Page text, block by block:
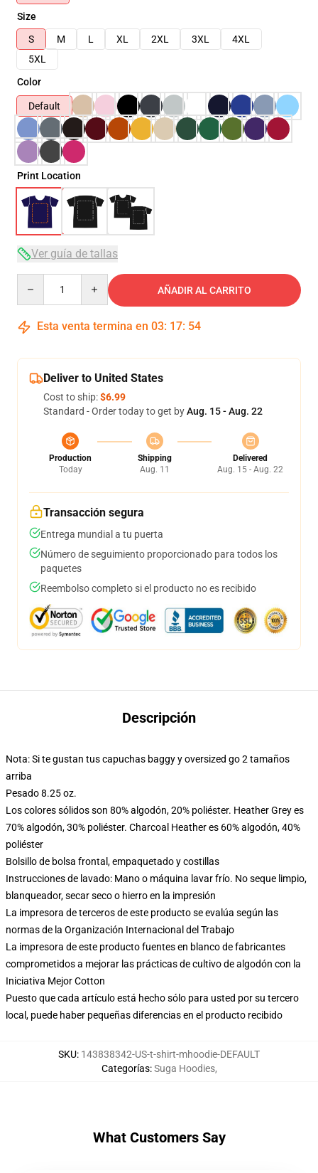
Size
S
M L XL 2XL 3XL
4XL
5XL
Color
Default
Print Location
Ver guía de tallas
AÑADIR AL CARRITO
Esta venta termina en 03: 17: 53
Deliver to United States
Cost to ship:$6.99
Standard - Order today to get byAug. 15 - Aug. 22
Production
Today
Shipping
Aug. 11
Delivered
Aug. 15 - Aug. 22
Transacción segura
Entrega mundial a tu puerta
Número de seguimiento proporcionado para todos los
paquetes
Reembolso completo si el producto no es recibido
Descripción
Nota: Si te gustan tus capuchas baggy y oversized go 2 tamaños
arriba
Pesado 8.25 oz.
Los colores sólidos son 80% algodón, 20% poliéster. Heather Grey es
70% algodón, 30% poliéster. Charcoal Heather es 60% algodón, 40%
poliéster
Bolsillo de bolsa frontal, empaquetado y costillas
Instrucciones de lavado: Mano o máquina lavar frío. No seque limpio,
blanqueador, secar seco o hierro en la impresión
La impresora de terceros de este producto se evalúa según las
normas de la Organización Internacional del Trabajo
La impresora de este producto fuentes en blanco de fabricantes
comprometidos a mejorar las prácticas de cultivo de algodón con la
Iniciativa Mejor Cotton
Puesto que cada artículo está hecho sólo para usted por su tercero
local, puede haber pequeñas diferencias en el producto recibido
SKU: 143838342-US-t-shirt-mhoodie-DEFAULT
Categorías:Suga Hoodies,
What Customers Say